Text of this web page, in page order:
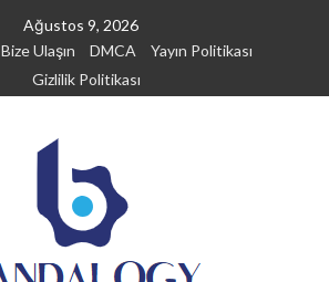
Ağustos 9, 2026
Bize Ulaşın DMCA
Yayın Politikası
Gizlilik Politikası